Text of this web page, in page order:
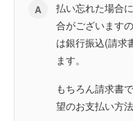
A
払い忘れた場合
合がございます
は銀行振込(請求
ます。
もちろん請求書
望のお支払い方